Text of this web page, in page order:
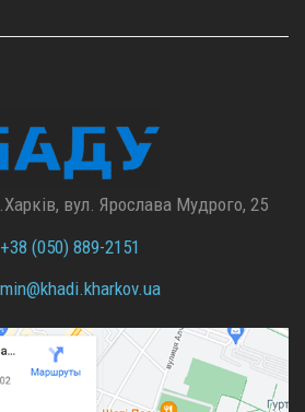
вул. Ярослава Мудрого, 25
(050) 889-2151
khadi.kharkov.ua